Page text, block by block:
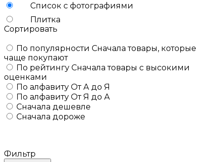
Список с фотографиями
Плитка
Сортировать
По популярности Сначала товары, которые
чаще покупают
По рейтингу Сначала товары с высокими
оценками
По алфавиту От А до Я
По алфавиту От Я до А
Сначала дешевле
Сначала дороже
Фильтр